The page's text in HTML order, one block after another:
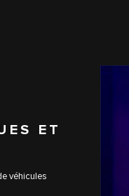
ET
véhicules